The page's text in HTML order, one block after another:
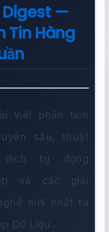
—
Tin Hàng
viết phân tích
sâu, thuật
dịch tự động
và các giải
mới nhất từ
Dữ Liệu.